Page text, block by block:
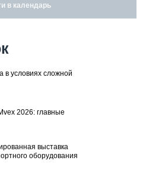
в календарь
в условиях сложной
2026: главные
выставка
оборудования